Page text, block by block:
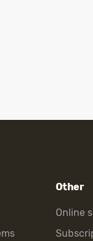
Other
Online